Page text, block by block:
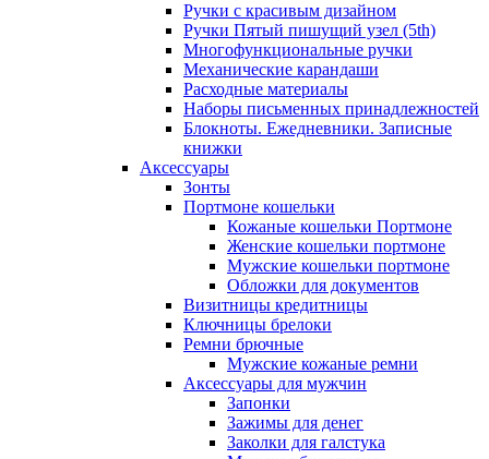
Ручки с красивым дизайном
Ручки Пятый пишущий узел (5th)
Многофункциональные ручки
Механические карандаши
Расходные материалы
Наборы письменных принадлежностей
Блокноты. Ежедневники. Записные
книжки
Аксессуары
Зонты
Портмоне кошельки
Кожаные кошельки Портмоне
Женские кошельки портмоне
Мужские кошельки портмоне
Обложки для документов
Визитницы кредитницы
Ключницы брелоки
Ремни брючные
Мужские кожаные ремни
Аксессуары для мужчин
Запонки
Зажимы для денег
Заколки для галстука